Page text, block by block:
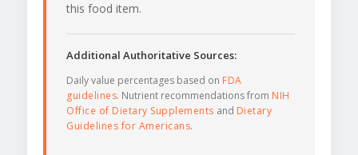
this food item.
Additional Authoritative Sources:
Daily value percentages based on FDA
guidelines. Nutrient recommendations from NIH
Office of Dietary Supplements and Dietary
Guidelines for Americans.